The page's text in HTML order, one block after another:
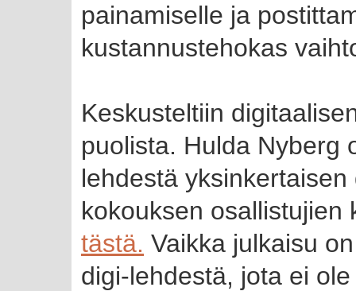
painamiselle ja
kustannustehokas
Keskusteltiin
puolista. Hulda Nyberg
lehdestä
kokouksen
tästä. Vaikka julkaisu
digi-lehdestä, jota ei